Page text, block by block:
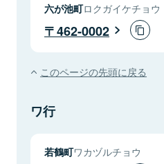
六が池町ロクガイケチョウ
462-0002
このページの先頭に戻る
ワ行
若鶴町ワカヅルチョウ